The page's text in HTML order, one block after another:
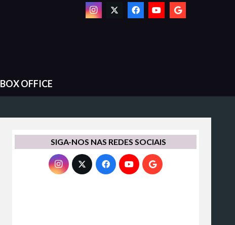
BOX OFFICE
SIGA-NOS NAS REDES SOCIAIS